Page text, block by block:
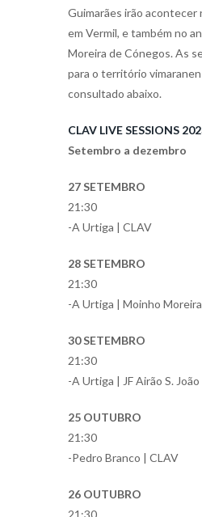
Guimarães irão acontecer
em Vermil, e também no
Moreira de Cónegos. As
para o território
consultado abaixo.
CLAV LIVE SESSIONS
Setembro a dezembro
27 SETEMBRO
21:30
-A Urtiga | CLAV
28 SETEMBRO
21:30
-A Urtiga | Moinho
30 SETEMBRO
21:30
-A Urtiga | JF Airão S. João
25 OUTUBRO
21:30
-Pedro Branco | CLAV
26 OUTUBRO
21:30